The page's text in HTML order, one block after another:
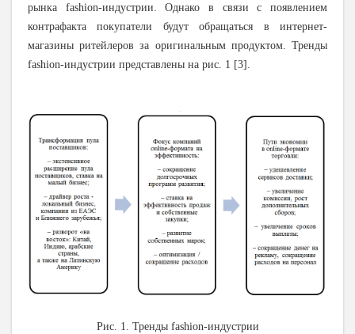
рынка fashion-индустрии. Однако в связи с появлением
контрафакта покупатели будут обращаться в интернет-
магазины ритейлеров за оригинальным продуктом. Тренды
fashion-индустрии представлены на рис. 1 [3].
Рис. 1. Тренды fashion-индустрии